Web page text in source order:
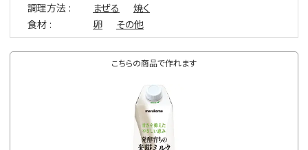
調理方法
まぜる
焼く
食材
卵 その他
こちらの商品で作れます